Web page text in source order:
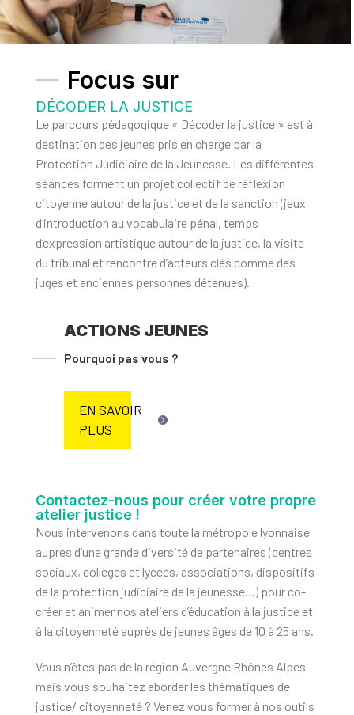
Focus sur
DÉCODER LA JUSTICE
Le parcours pédagogique « Décoder la justice » est à
destination des jeunes pris en charge par la
Protection Judiciaire de la Jeunesse. Les différentes
séances forment un projet collectif de réflexion
citoyenneautour de la justice et de la sanction (jeux
d’introduction au vocabulaire pénal, temps
d’expression artistique autour de la justice, la visite
du tribunal et rencontre d’acteurs clés comme des
juges et anciennes personnes détenues).
ACTIONS JEUNES
Pourquoi pas vous ?
EN SAVOIR
PLUS
Contactez-nous pour créer votre propre
atelier justice !
Nous intervenons dans toute la métropole lyonnaise
auprès d’une grande diversité de partenaires (centres
sociaux, collèges et lycées, associations, dispositifs
de la protection judiciaire de la jeunesse…) pour co-
créer et animer nos ateliers d’éducation à la justice et
à la citoyenneté auprès de jeunes âgés de 10 à 25 ans.
Vous n’êtes pas de la région Auvergne Rhônes Alpes
mais vous souhaitez aborder les thématiques de
justice/ citoyenneté ? Venez vous former à nos outils